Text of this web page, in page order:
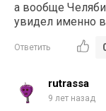
а вообще
увидел именно
Ответить
rutrassa
9 лет назад